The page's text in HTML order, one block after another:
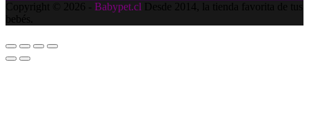
Copyright © 2026 - Babypet.cl Desde 2014, la tienda favorita de tus
bebés.